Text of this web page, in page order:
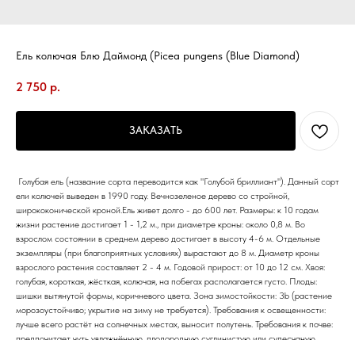
Ель колючая Блю Даймонд (Picea pungens (Blue Diamond)
2 750 р.
ЗАКАЗАТЬ
Голубая ель (название сорта переводится как "Голубой бриллиант"). Данный сорт
ели колючей выведен в 1990 году. Вечнозеленое дерево со стройной,
ширококонической кроной.Ель живет долго - до 600 лет. Размеры: к 10 годам
жизни растение достигает 1 - 1,2 м., при диаметре кроны: около 0,8 м. Во
взрослом состоянии в среднем дерево достигает в высоту 4-6 м. Отдельные
экземпляры (при благоприятных условиях) вырастают до 8 м. Диаметр кроны
взрослого растения составляет 2 - 4 м. Годовой прирост: от 10 до 12 см. Хвоя:
голубая, короткая, жёсткая, колючая, на побегах располагается густо. Плоды:
шишки вытянутой формы, коричневого цвета. Зона зимостойкости: 3b (растение
морозоустойчиво; укрытие на зиму не требуется). Требования к освещенности:
лучше всего растёт на солнечных местах, выносит полутень. Требования к почве: